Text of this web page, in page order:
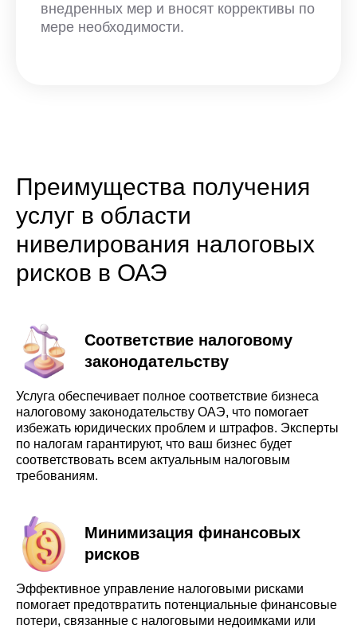
внедренных мер и вносят коррективы по
мере необходимости.
Преимущества получения
услуг в области
нивелирования налоговых
рисков в ОАЭ
Соответствие налоговому
законодательству
Услуга обеспечивает полное соответствие бизнеса
налоговому законодательству ОАЭ, что помогает
избежать юридических проблем и штрафов. Эксперты
по налогам гарантируют, что ваш бизнес будет
соответствовать всем актуальным налоговым
требованиям.
Минимизация финансовых
рисков
Эффективное управление налоговыми рисками
помогает предотвратить потенциальные финансовые
потери, связанные с налоговыми недоимками или